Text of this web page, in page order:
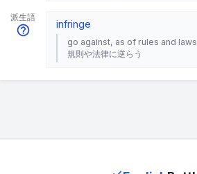
派生語
infringe
go against, as of rules and laws
規則や法律に逆らう